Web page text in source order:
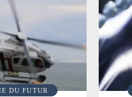
DU FUTUR